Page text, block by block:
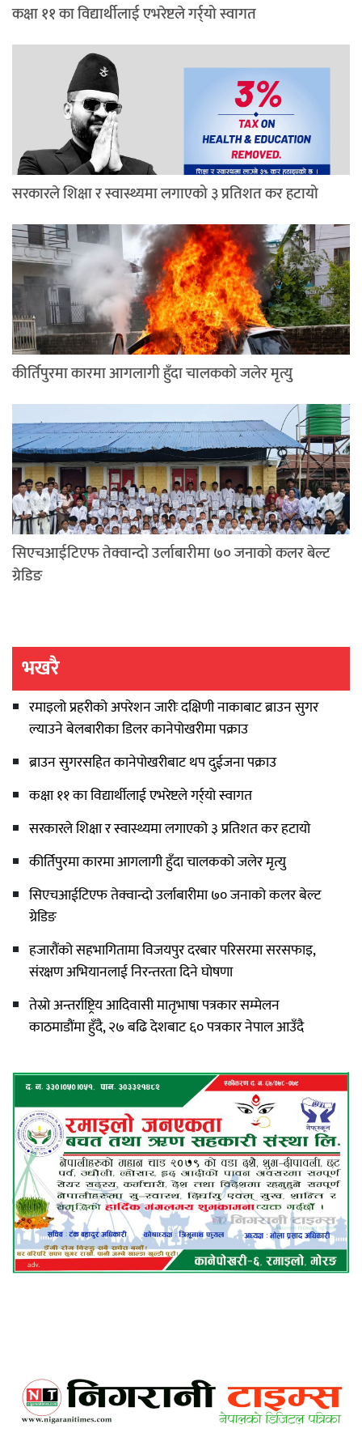
कक्षा ११ का विद्यार्थीलाई एभरेष्टले गर्र्यो स्वागत
सरकारले शिक्षा र स्वास्थ्यमा लगाएको ३ प्रतिशत कर हटायो
कीर्तिपुरमा कारमा आगलागी हुँदा चालकको जलेर मृत्यु
सिएचआईटिएफ तेक्वान्दो उर्लाबारीमा ७० जनाको कलर बेल्ट
ग्रेडिङ
भखरै
रमाइलो प्रहरीको अपरेशन जारीः दक्षिणी नाकाबाट ब्राउन सुगर
ल्याउने बेलबारीका डिलर कानेपोखरीमा पक्राउ
ब्राउन सुगरसहित कानेपोखरीबाट थप दुईजना पक्राउ
कक्षा ११ का विद्यार्थीलाई एभरेष्टले गर्र्यो स्वागत
सरकारले शिक्षा र स्वास्थ्यमा लगाएको ३ प्रतिशत कर हटायो
कीर्तिपुरमा कारमा आगलागी हुँदा चालकको जलेर मृत्यु
सिएचआईटिएफ तेक्वान्दो उर्लाबारीमा ७० जनाको कलर बेल्ट
ग्रेडिङ
हजारौंको सहभागितामा विजयपुर दरबार परिसरमा सरसफाइ,
संरक्षण अभियानलाई निरन्तरता दिने घोषणा
तेस्रो अन्तर्राष्ट्रिय आदिवासी मातृभाषा पत्रकार सम्मेलन
काठमाडौंमा हुँदै, २७ बढि देशबाट ६० पत्रकार नेपाल आउँदै